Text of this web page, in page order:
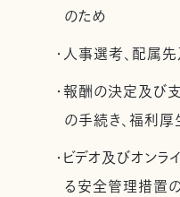
のため
・人事選考、配属
・報酬の決定及び
の手続き、福利
・ビデオ及びオン
る安全管理措置